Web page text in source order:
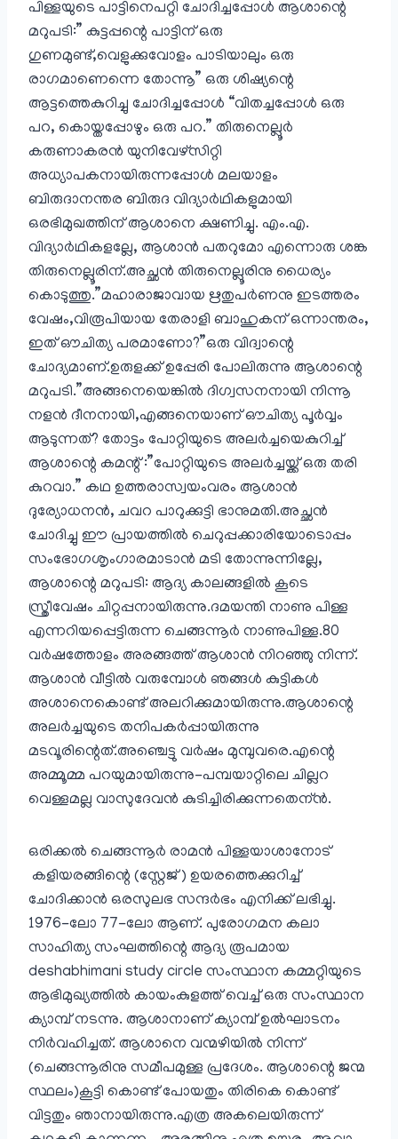
പിള്ളയുടെ പാട്ടിനെപറ്റി ചോദിച്ചപ്പോള്‍ ആശാന്റെ
മറുപടി:” കുട്ടപ്പന്റെ പാട്ടിന് ഒരു
ഗുണമുണ്ട്,വെളുക്കുവോളം പാടിയാലും ഒരു
രാഗമാണെന്നെ തോന്നൂ” ഒരു ശിഷ്യന്റെ
ആട്ടത്തെകുറിച്ചു ചോദിച്ചപ്പോള്‍ “വിതച്ചപ്പോള്‍ ഒരു
പറ, കൊയ്തപ്പോഴും ഒരു പറ.” തിരുനെല്ലൂര്‍
കരുണാകരന്‍ യുനിവേഴ്സിറ്റി
അധ്യാപകനായിരുന്നപ്പോള്‍ മലയാളം
ബിരുദാനന്തര ബിരുദ വിദ്യാര്‍ഥികളുമായി
ഒരഭിമുഖത്തിന് ആശാനെ ക്ഷണിച്ചു. എം.എ.
വിദ്യാര്‍ഥികളല്ലേ, ആശാന്‍ പതറുമോ എന്നൊരു ശങ്ക
തിരുനെല്ലൂരിന്‌.അച്ഛന്‍ തിരുനെല്ലൂരിനു ധൈര്യം
കൊടുത്തു.”മഹാരാജാവായ ഋതുപര്‍ണനു ഇടത്തരം
വേഷം,വിരൂപിയായ തേരാളി ബാഹുകന്‌ ഒന്നാന്തരം,
ഇത് ഔചിത്യ പരമാണോ?”ഒരു വിദ്വാന്റെ
ചോദ്യമാണ്.ഉരുളക്ക് ഉപ്പേരി പോലിരുന്നു ആശാന്റെ
മറുപടി.”അങ്ങനെയെങ്കില്‍ ദിഗ്വസനനായി നിന്നൂ
നളന്‍ ദീനനായി,എങ്ങനെയാണ് ഔചിത്യ പൂര്‍വ്വം
ആടുന്നത്? തോട്ടം പോറ്റിയുടെ അലര്‍ച്ചയെകുറിച്ച്
ആശാന്റെ കമന്റ് :”പോറ്റിയുടെ അലര്‍ച്ചയ്ക്ക് ഒരു തരി
കുറവാ.” കഥ ഉത്തരാസ്വയംവരം ആശാന്‍
ദുര്യോധനന്‍, ചവറ പാറുക്കുട്ടി ഭാനുമതി.അച്ഛന്‍
ചോദിച്ചു ഈ പ്രായത്തില്‍ ചെറുപ്പക്കാരിയോടൊപ്പം
സംഭോഗശൃംഗാരമാടാന്‍ മടി തോന്നുന്നില്ലേ,
ആശാന്റെ മറുപടി: ആദ്യ കാലങ്ങളില്‍ കൂടെ
സ്ത്രീവേഷം ചിറ്റപ്പനായിരുന്നു.ദമയന്തി നാണു പിള്ള
എന്നറിയപ്പെട്ടിരുന്ന ചെങ്ങന്നൂര്‍ നാണുപിള്ള.80
വര്‍ഷത്തോളം അരങ്ങത്ത് ആശാന്‍ നിറഞ്ഞു നിന്ന്.
ആശാന്‍ വീട്ടില്‍ വരുമ്പോള്‍ ഞങ്ങള്‍ കുട്ടികള്‍
അശാനെകൊണ്ട് അലറിക്കുമായിരുന്നു.ആശാന്റെ
അലര്‍ച്ചയുടെ തനിപകര്‍പ്പായിരുന്നു
മടവൂരിന്റെത്.അഞ്ചെട്ടു വര്‍ഷം മുമ്പുവരെ.എന്റെ
അമ്മൂമ്മ പറയുമായിരുന്നു-പമ്പയാറ്റിലെ ചില്ലറ
വെള്ളമല്ല വാസുദേവന്‍ കുടിച്ചിരിക്കുന്നതെന്ന്‍.
ഒരിക്കല്‍ ചെങ്ങന്നൂര്‍ രാമന്‍ പിള്ളയാശാനോട്
കളിയരങ്ങിന്റെ (സ്റ്റേജ് ) ഉയരത്തെക്കുറിച്ച്
ചോദിക്കാന്‍ ഒരസുലഭ സന്ദര്‍ഭം എനിക്ക് ലഭിച്ചു.
1976-ലോ 77-ലോ ആണ്. പുരോഗമന കലാ
സാഹിത്യ സംഘത്തിന്റെ ആദ്യ രൂപമായ
deshabhimani study circle സംസ്ഥാന കമ്മറ്റിയുടെ
ആഭിമുഖ്യത്തില്‍ കായംകുളത്ത് വെച്ച് ഒരു സംസ്ഥാന
ക്യാമ്പ് നടന്നു. ആശാനാണ് ക്യാമ്പ് ഉല്‍ഘാടനം
നിര്‍വഹിച്ചത്. ആശാനെ വന്മഴിയില്‍ നിന്ന്
(ചെങ്ങന്നൂരിനു സമീപമുള്ള പ്രദേശം. ആശാന്റെ ജന്മ
സ്ഥലം)കൂട്ടി കൊണ്ട് പോയതും തിരികെ കൊണ്ട്
വിട്ടതും ഞാനായിരുന്നു.എത്ര അകലെയിരുന്ന്